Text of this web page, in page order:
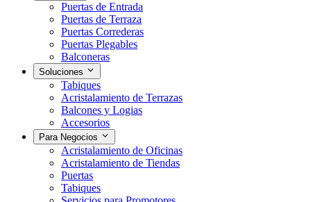
Puertas de Entrada
Puertas de Terraza
Puertas Correderas
Puertas Plegables
Balconeras
Soluciones
Tabiques
Acristalamiento de Terrazas
Balcones y Logias
Accesorios
Para Negocios
Acristalamiento de Oficinas
Acristalamiento de Tiendas
Puertas
Tabiques